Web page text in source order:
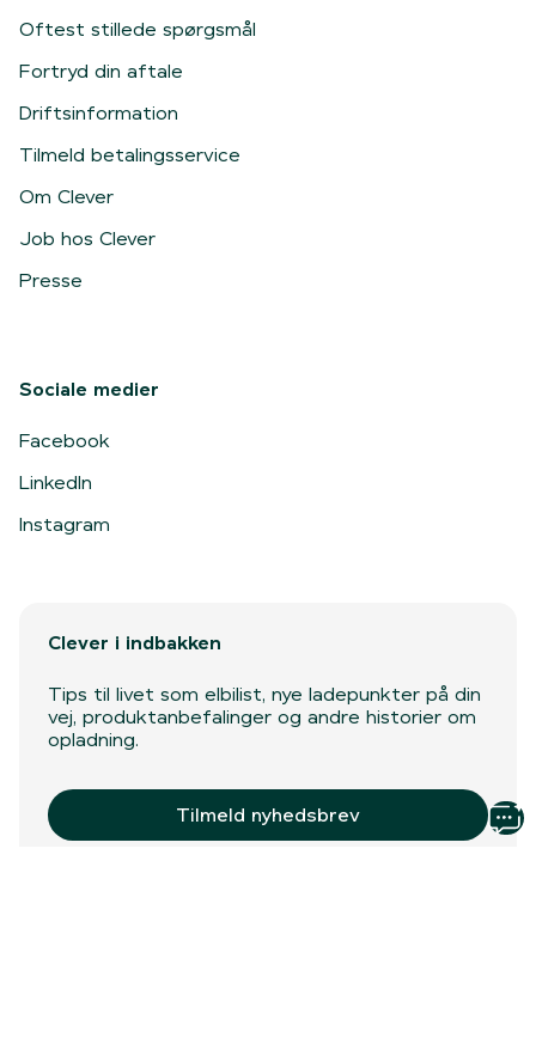
Oftest stillede spørgsmål
Fortryd din aftale
Driftsinformation
Tilmeld betalingsservice
Om Clever
Job hos Clever
Presse
Sociale medier
Facebook
LinkedIn
Instagram
Clever i indbakken
Tips til livet som elbilist, nye ladepunkter på din
vej, produktanbefalinger og andre historier om
opladning.
Tilmeld nyhedsbrev